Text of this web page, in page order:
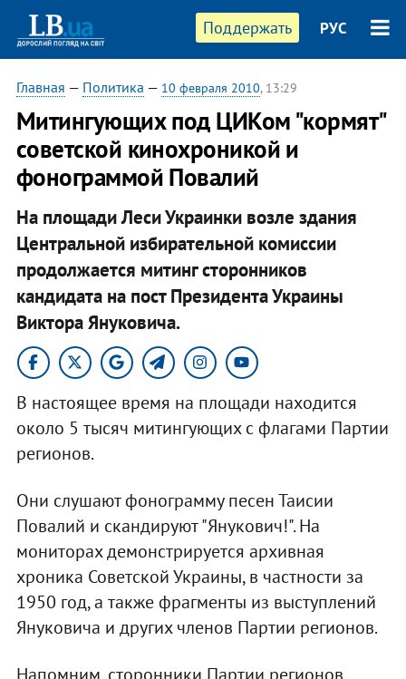
Поддержать РУС
Главная — Политика — 10 февраля 2010, 13:29
Митингующих под ЦИКом "кормят"
советской кинохроникой и
фонограммой Повалий
На площади Леси Украинки возле здания
Центральной избирательной комиссии
продолжается митинг сторонников
кандидата на пост Президента Украины
Виктора Януковича.
В настоящее время на площади находится
около 5 тысяч митингующих с флагами Партии
регионов.
Они слушают фонограмму песен Таисии
Повалий и скандируют "Янукович!". На
мониторах демонстрируется архивная
хроника Советской Украины, в частности за
1950 год, а также фрагменты из выступлений
Януковича и других членов Партии регионов.
Напомним, сторонники Партии регионов